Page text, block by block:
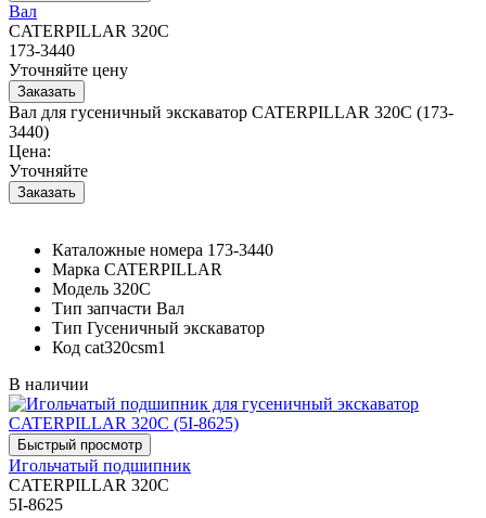
Вал
CATERPILLAR 320C
173-3440
Уточняйте цену
Вал для гусеничный экскаватор CATERPILLAR 320C (173-
3440)
Цена:
Уточняйте
Каталожные номера 173-3440
Марка CATERPILLAR
Модель 320C
Тип запчасти Вал
Тип Гусеничный экскаватор
Код cat320csm1
В наличии
Игольчатый подшипник
CATERPILLAR 320C
5I-8625